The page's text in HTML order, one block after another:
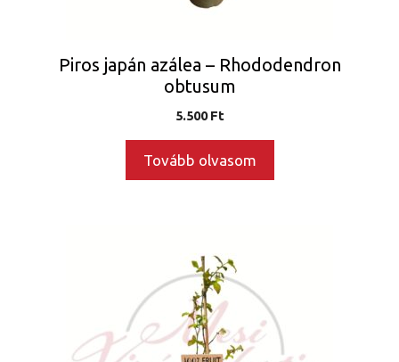
Piros japán azálea – Rhododendron
obtusum
5.500Ft
Tovább olvasom